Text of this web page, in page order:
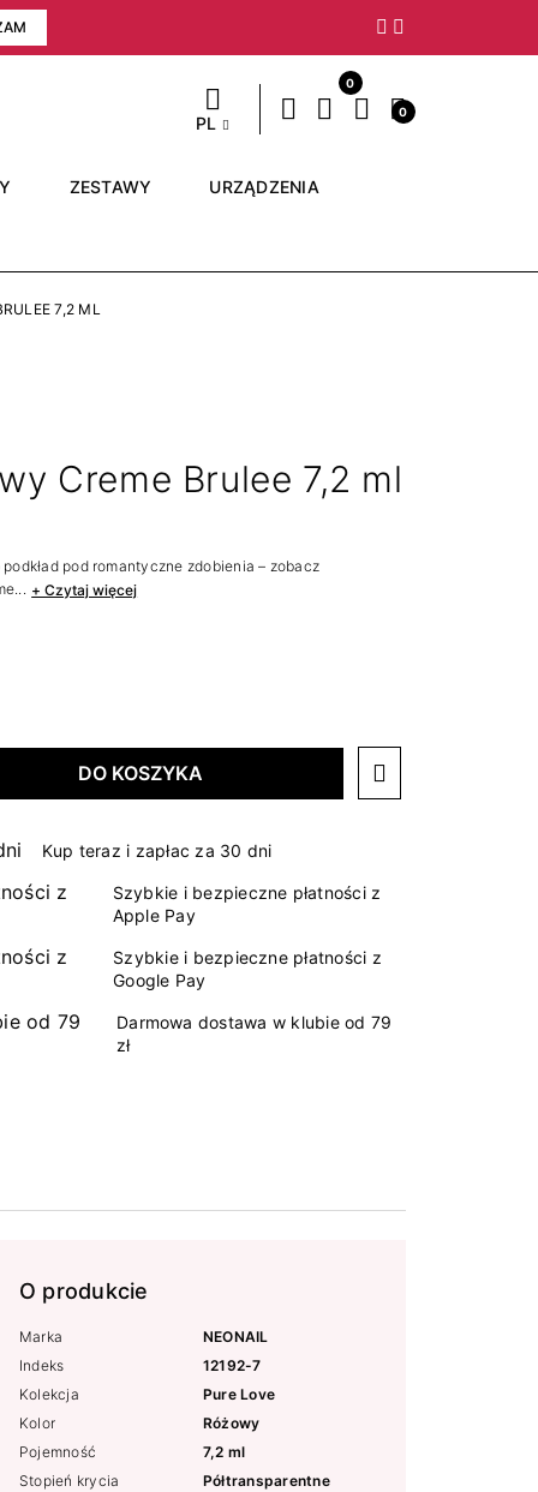
Następny
PL
0
0
ZESTAWY URZĄDZENIA
7,2 ML
Creme Brulee 7,2 ml
pod romantyczne zdobienia – zobacz
+ Czytaj więcej
DO KOSZYKA
Kup teraz i zapłac za 30 dni
Szybkie i bezpieczne płatności z
Apple Pay
Szybkie i bezpieczne płatności z
Google Pay
Darmowa dostawa w klubie od 79
zł
O produkcie
Marka
NEONAIL
Indeks
12192-7
Kolekcja
Pure Love
Kolor
Różowy
Pojemność
7,2 ml
Stopień krycia
Półtransparentne